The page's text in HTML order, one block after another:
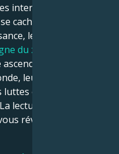
interprétations
cachent derrière la
les positions
du zodiaque
– qui
leur ego, leur
émotionnelles
lecture de votre
révéler des